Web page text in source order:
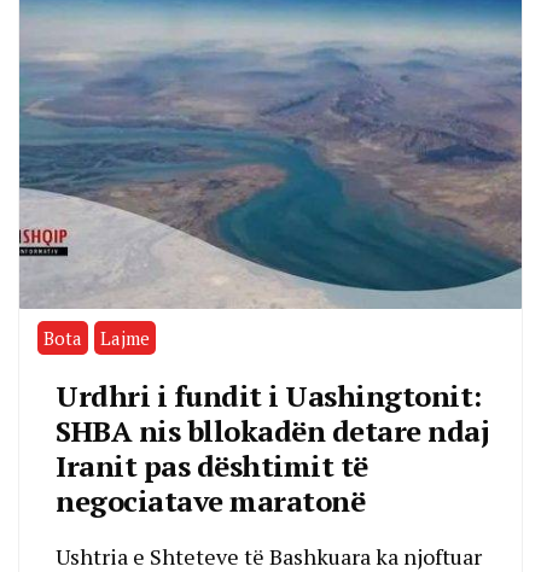
Bota Lajme
Urdhri i fundit i Uashingtonit:
SHBA nis bllokadën detare ndaj
Iranit pas dështimit të
negociatave maratonë
Ushtria e Shteteve të Bashkuara ka njoftuar